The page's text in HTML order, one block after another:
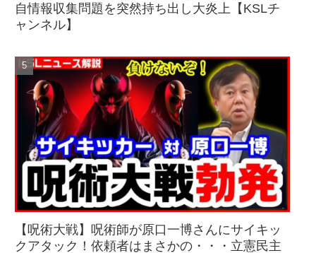
自情報収集問題を突然持ち出し大炎上【KSLチ
ャンネル】
【呪術大戦】呪術師が原口一博さんにサイキッ
クアタック！依頼者はまさかの・・・立憲民主